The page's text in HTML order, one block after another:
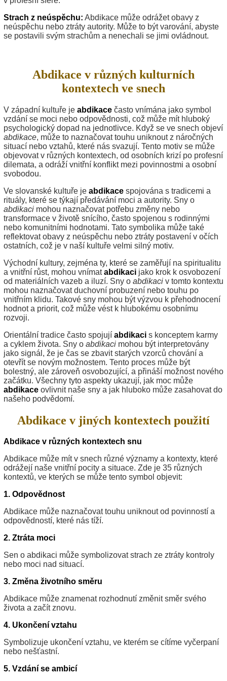
Strach z neúspěchu: Abdikace může odrážet obavy z
neúspěchu nebo ztráty autority. Může to být varování, abyste
se postavili svým strachům a nenechali se jimi ovládnout.
Abdikace v různých kulturních
kontextech ve snech
V západní kultuře je abdikace často vnímána jako symbol
vzdání se moci nebo odpovědnosti, což může mít hluboký
psychologický dopad na jednotlivce. Když se ve snech objeví
abdikace, může to naznačovat touhu uniknout z náročných
situací nebo vztahů, které nás svazují. Tento motiv se může
objevovat v různých kontextech, od osobních krizí po profesní
dilemata, a odráží vnitřní konflikt mezi povinnostmi a osobní
svobodou.
Ve slovanské kultuře je abdikace spojována s tradicemi a
rituály, které se týkají předávání moci a autority. Sny o
abdikaci mohou naznačovat potřebu změny nebo
transformace v životě snícího, často spojenou s rodinnými
nebo komunitními hodnotami. Tato symbolika může také
reflektovat obavy z neúspěchu nebo ztráty postavení v očích
ostatních, což je v naší kultuře velmi silný motiv.
Východní kultury, zejména ty, které se zaměřují na spiritualitu
a vnitřní růst, mohou vnímatabdikaci jako krok k osvobození
od materiálních vazeb a iluzí. Sny o abdikaci v tomto kontextu
mohou naznačovat duchovní probuzení nebo touhu po
vnitřním klidu. Takové sny mohou být výzvou k přehodnocení
hodnot a priorit, což může vést k hlubokému osobnímu
rozvoji.
Orientální tradice často spojují abdikaci s konceptem karmy
a cyklem života. Sny o abdikaci mohou být interpretovány
jako signál, že je čas se zbavit starých vzorců chování a
otevřít se novým možnostem. Tento proces může být
bolestný, ale zároveň osvobozující, a přináší možnost nového
začátku. Všechny tyto aspekty ukazují, jak moc může
abdikace ovlivnit naše sny a jak hluboko může zasahovat do
našeho podvědomí.
Abdikace v jiných kontextech použití
Abdikace v různých kontextech snu
Abdikace může mít v snech různé významy a kontexty, které
odrážejí naše vnitřní pocity a situace. Zde je 35 různých
kontextů, ve kterých se může tento symbol objevit:
1. Odpovědnost
Abdikace může naznačovat touhu uniknout od povinností a
odpovědností, které nás tíží.
2. Ztráta moci
Sen o abdikaci může symbolizovat strach ze ztráty kontroly
nebo moci nad situací.
3. Změna životního směru
Abdikace může znamenat rozhodnutí změnit směr svého
života a začít znovu.
4. Ukončení vztahu
Symbolizuje ukončení vztahu, ve kterém se cítíme vyčerpaní
nebo nešťastní.
5. Vzdání se ambicí